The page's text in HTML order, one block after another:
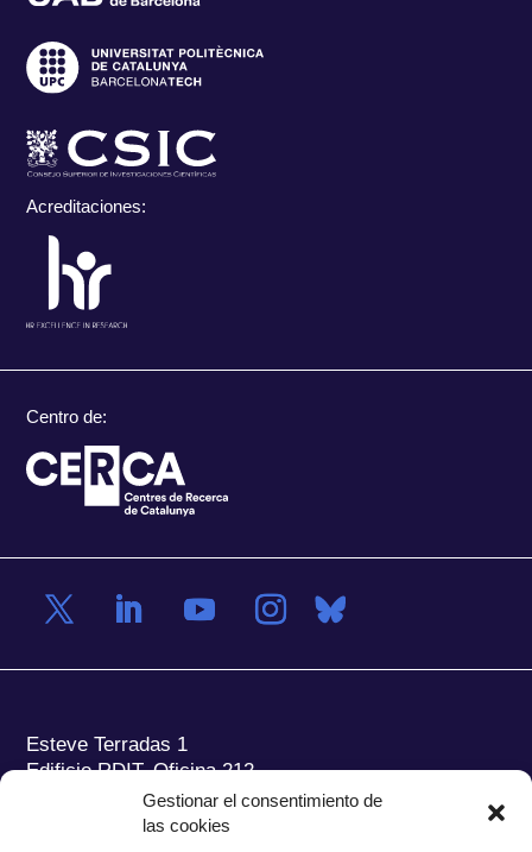
Gestionar el consentimiento de
las cookies
Acreditaciones:
Centro de:
Esteve Terradas 1
Edificio RDIT, Oficina 212
Parc Mediterrani de la Tecnologia (PMT) Campus